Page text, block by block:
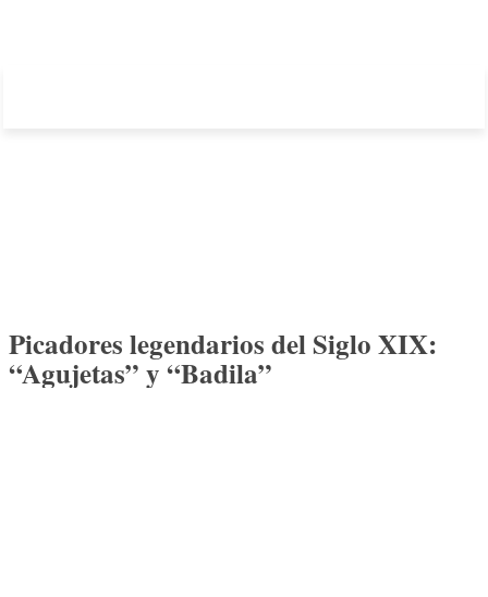
Picadores legendarios del Siglo XIX:
“Agujetas” y “Badila”